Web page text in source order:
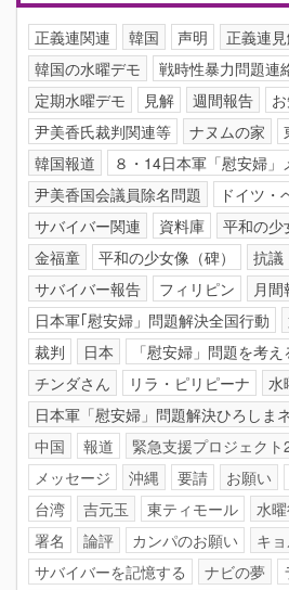
正義連関連 韓国 声明 正義連
韓国の水曜デモ
戦時性暴力問題連
定期水曜デモ
見解 週間報告
尹美香氏裁判関連等
ナヌムの家
韓国報道
８・14日本軍「慰安婦
尹美香国会議員除名問題
ドイツ・
サバイバー関連
資料庫 平和の少
金福童
平和の少女像（碑） 抗議
サバイバー報告
フィリピン
月間
日本軍｢慰安婦」問題解決全国行動
裁判
日本
「慰安婦」問題を考
チンダさん
リラ・ピリピーナ 水
日本軍「慰安婦」問題解決ひろしま
中国
報道
緊急支援プロジェクト
メッセージ
沖縄 要請 お願い
台湾
吉元玉 東ティモール
水
署名
論評 カンパのお願い
キ
サバイバーを記憶する
ナビの夢